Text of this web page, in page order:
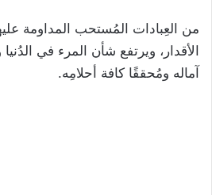
من العِبادات المُستحب المداومة
الأقدار، ويرتفع شأن المرء في
آماله ومُحققًا كافة أحلامِه.